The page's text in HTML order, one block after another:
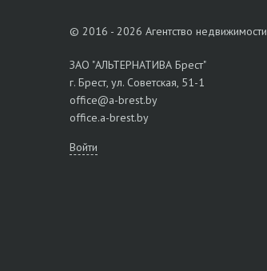
© 2016 - 2026 Агентство недвижимости
ЗАО "АЛЬТЕРНАТИВА Брест"
г. Брест, ул. Советская, 51-1
office@a-brest.by
office.a-brest.by
Войти